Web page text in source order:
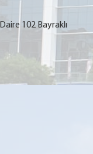
102 Bayraklı